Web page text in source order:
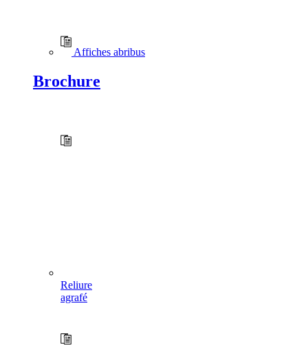
Reliure
agrafé
Affiches abribus
Brochure